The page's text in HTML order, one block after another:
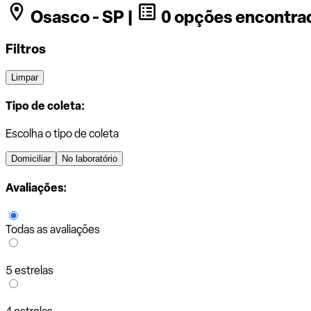
Osasco - SP | 0 opções
Filtros
Limpar
Tipo de coleta:
Escolha o tipo de coleta
Domiciliar No laboratório
Avaliações:
Todas as avaliações
5 estrelas